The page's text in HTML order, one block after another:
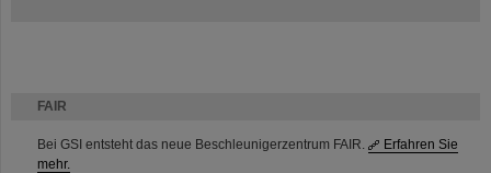
FAIR
Bei GSI entsteht das neue Beschleunigerzentrum FAIR.
Erfahren Sie
mehr.